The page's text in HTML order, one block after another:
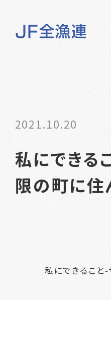
2021.10.20
私にできる
限の町に住
私にできること